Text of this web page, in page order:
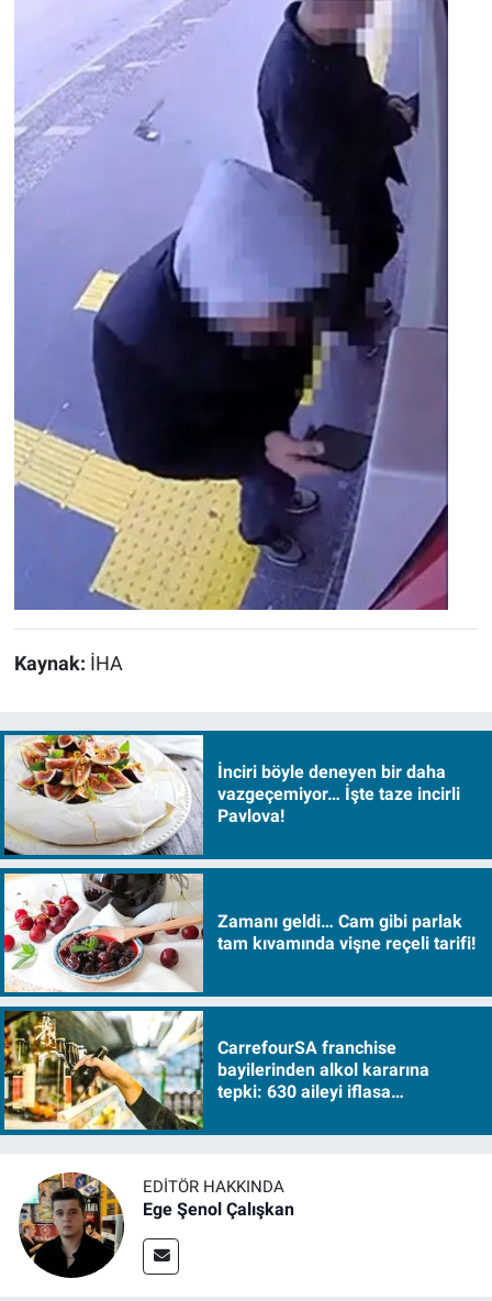
Kaynak: İHA
İnciri böyle deneyen bir daha
vazgeçemiyor… İşte taze incirli
Pavlova!
Zamanı geldi… Cam gibi parlak
tam kıvamında vişne reçeli tarifi!
CarrefourSA franchise
bayilerinden alkol kararına
tepki: 630 aileyi iflasa
EDITÖR HAKKINDA
Ege Şenol Çalışkan